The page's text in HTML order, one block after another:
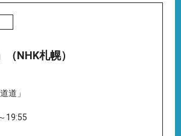
（NHK札幌）
道」
19:55